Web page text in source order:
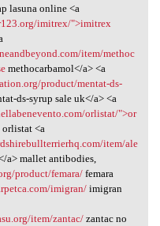
lasuna online <a
imitrex/">imitrex
item/methoc
methocarbamol</a> <a
product/mentat-ds-
ds-syrup sale uk</a> <a
orlistat/">or
<a
item/ale
a> mallet antibodies,
product/femara/femara
imigran/imigran
item/zantac/zantac no